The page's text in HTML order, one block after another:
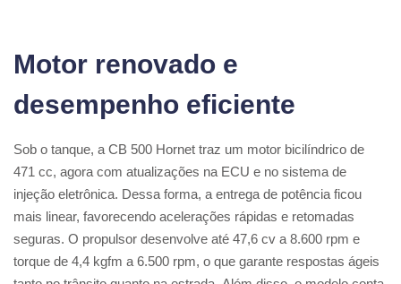
Motor renovado e
desempenho eficiente
Sob o tanque, a CB 500 Hornet traz um motor bicilíndrico de
471 cc, agora com atualizações na ECU e no sistema de
injeção eletrônica. Dessa forma, a entrega de potência ficou
mais linear, favorecendo acelerações rápidas e retomadas
seguras. O propulsor desenvolve até 47,6 cv a 8.600 rpm e
torque de 4,4 kgfm a 6.500 rpm, o que garante respostas ágeis